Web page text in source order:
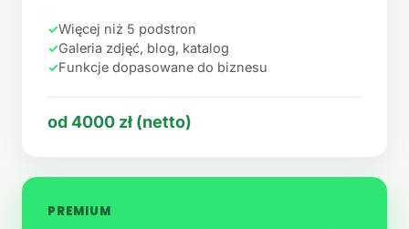
✓Więcej niż 5 podstron
✓Galeria zdjęć, blog, katalog
✓Funkcje dopasowane do biznesu
od 4000 zł (netto)
PREMIUM